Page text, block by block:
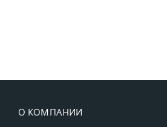
О КОМПАНИИ